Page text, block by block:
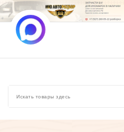
Перейти
к
содержимому